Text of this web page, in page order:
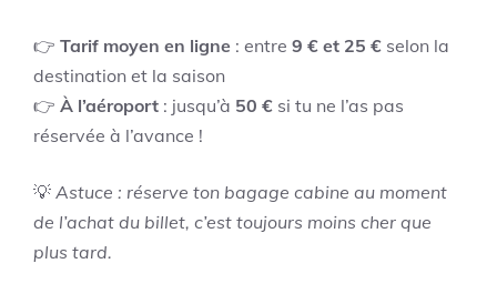
👉 Tarif moyen en ligne : entre 9 € et 25 € selon la
destination et la saison
👉 À l’aéroport : jusqu’à 50 € si tu ne l’as pas
réservée à l’avance !
💡 Astuce : réserve ton bagage cabine au moment
de l’achat du billet, c’est toujours moins cher que
plus tard.